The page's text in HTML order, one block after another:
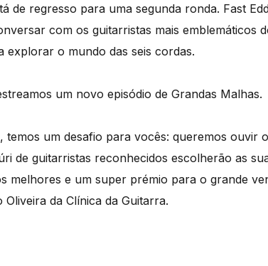
de regresso para uma segunda ronda. Fast
com os guitarristas mais emblemáticos
explorar o mundo das seis cordas.
um novo episódio de Grandas Malhas.
temos um desafio para vocês: queremos ouvir
de guitarristas reconhecidos escolherão as
melhores e um super prémio para o grande
da Clínica da Guitarra.